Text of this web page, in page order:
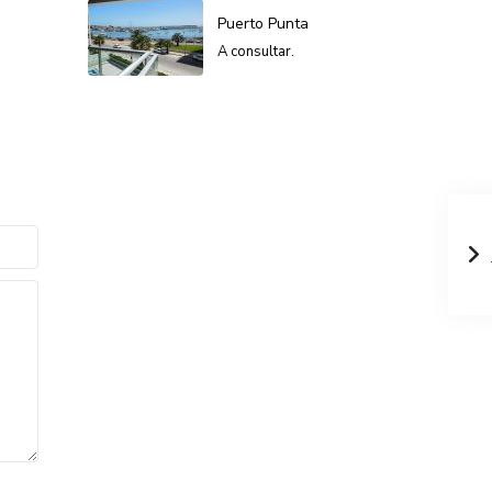
Puerto Punta
A consultar.